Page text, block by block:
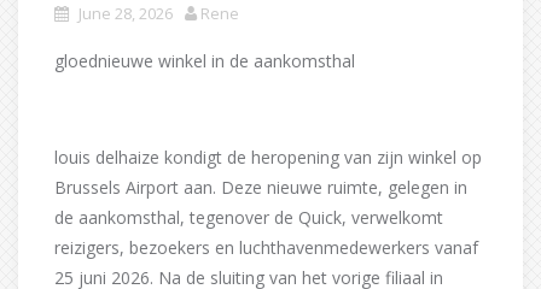
June 28, 2026 Rene
gloednieuwe winkel in de aankomsthal
louis delhaize kondigt de heropening van zijn winkel op
Brussels Airport aan. Deze nieuwe ruimte, gelegen in
de aankomsthal, tegenover de Quick, verwelkomt
reizigers, bezoekers en luchthavenmedewerkers vanaf
25 juni 2026. Na de sluiting van het vorige filiaal in